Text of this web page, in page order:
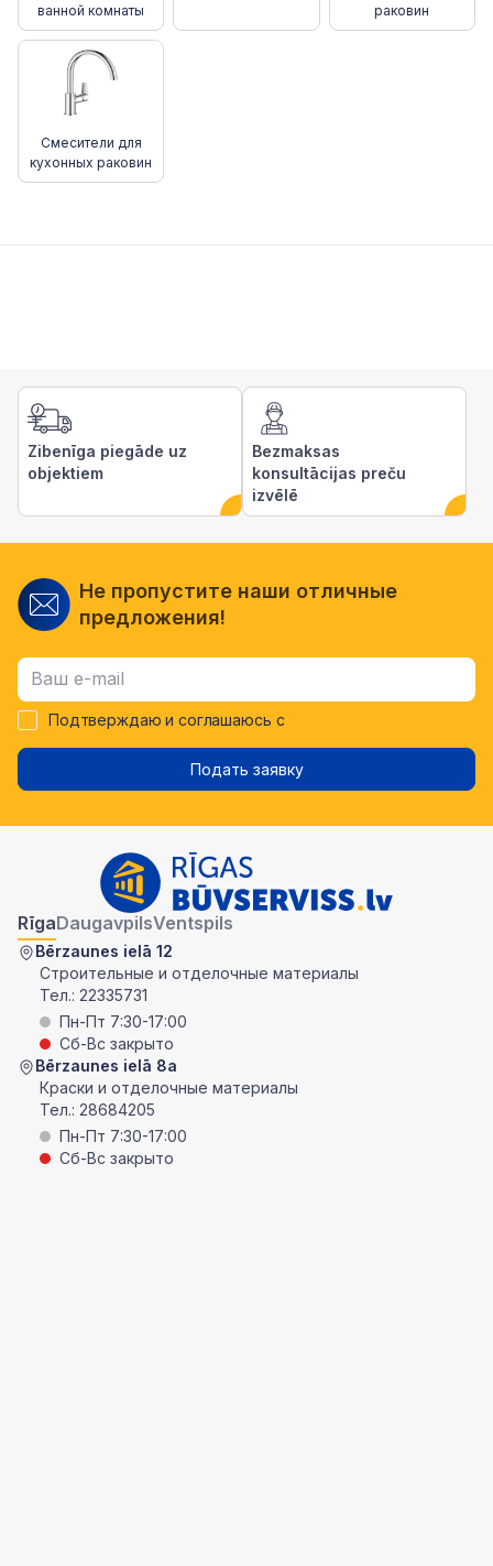
ванной комнаты
раковин
Смесители для
кухонных раковин
Zibenīga piegāde uz
objektiem
Bezmaksas
konsultācijas preču
izvēlē
Не пропустите наши отличные
предложения!
Подтверждаю и соглашаюсь с
Подать заявку
RīgaDaugavpilsVentspils
Bērzaunes ielā 12
Строительные и отделочные материалы
Тел.: 22335731
Пн-Пт 7:30-17:00
Сб-Вс закрыто
Bērzaunes ielā 8a
Краски и отделочные материалы
Тел.: 28684205
Пн-Пт 7:30-17:00
Сб-Вс закрыто